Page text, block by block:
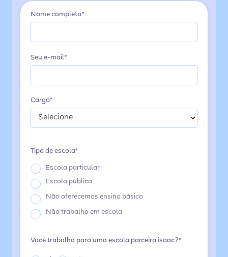
Nome completo*
Seu e-mail*
Cargo*
Tipo de escola*
Escola particular
Escola pública
Não oferecemos ensino básico
Não trabalho em escola
Você trabalha para uma escola parceira isaac?*